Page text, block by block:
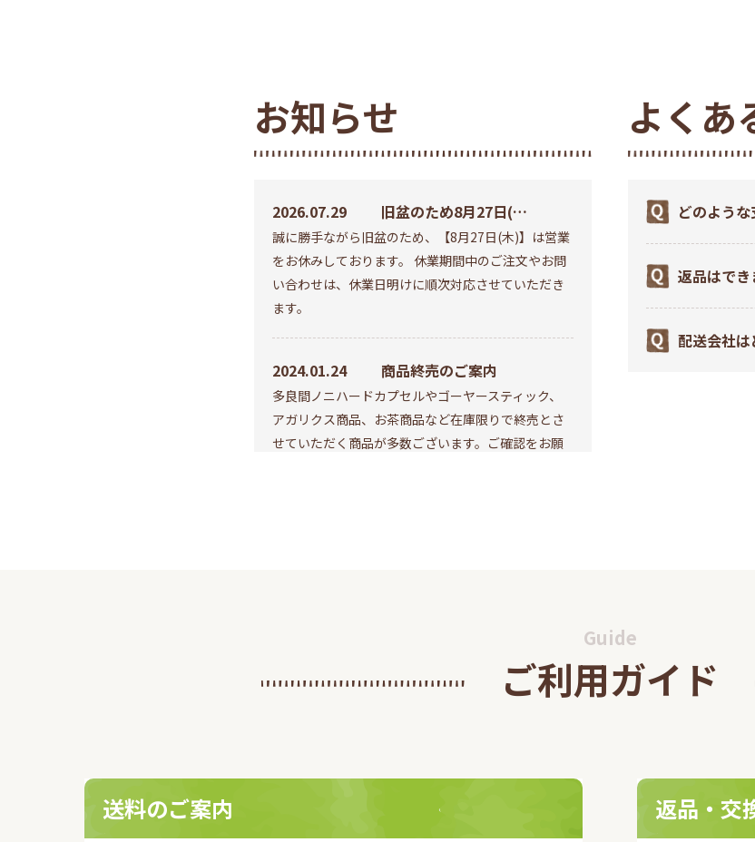
お知らせ
2026.07.29
旧盆のため8月27日(木)
は営業お休みいたしま
す
誠に勝手ながら旧盆のため、【8月27日(木)】は営業
をお休みしております。 休業期間中のご注文やお問
い合わせは、休業日明けに順次対応させていただき
ます。
2024.01.24 商品終売のご案内
多良間ノニハードカプセルやゴーヤースティック、
アガリクス商品、お茶商品など在庫限りで終売とさ
せていただく商品が多数ございます。ご確認をお願
2023.10.02
日本健康医療学会『第
た。
よくあ
どのよう
か？
返品はでき
配送会社は
Guide
ご利用ガイド
送料のご案内 返品・交